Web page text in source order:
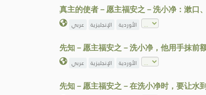
真主的使者－愿主福安之－洗小净：漱口
عربي الإنجليزية الأوردية
先知－愿主福安之－洗小净，他用手抹前
عربي الإنجليزية الأوردية
先知－愿主福安之－在洗小净时，要让水